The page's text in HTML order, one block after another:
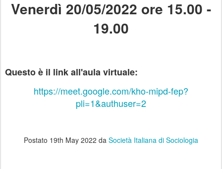
Venerdì 20/05/2022 ore 15.00 -
19.00
Questo è il link all'aula virtuale:
https://meet.google.com/kho-mipd-fep?
pli=1&authuser=2
Postato 19th May 2022 da Società Italiana di Sociologia